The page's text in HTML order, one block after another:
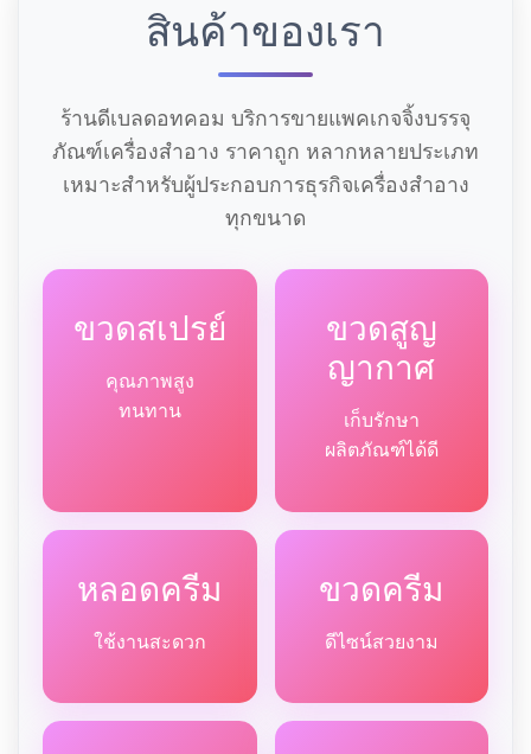
สินค้าของเรา
ร้านดีเบลดอทคอม บริการขายแพคเกจจิ้งบรรจุ
ภัณฑ์เครื่องสำอาง ราคาถูก หลากหลายประเภท
เหมาะสำหรับผู้ประกอบการธุรกิจเครื่องสำอาง
ทุกขนาด
ขวดสเปรย์
คุณภาพสูง
ทนทาน
ขวดสูญ
ญากาศ
เก็บรักษา
ผลิตภัณฑ์ได้ดี
หลอดครีม
ใช้งานสะดวก
ขวดครีม
ดีไซน์สวยงาม